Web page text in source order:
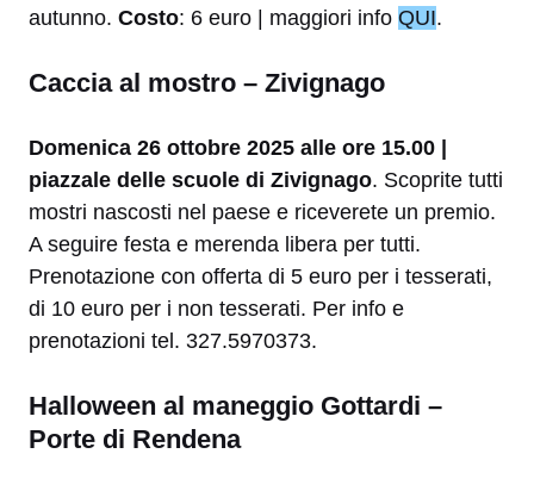
autunno. Costo: 6 euro | maggiori info QUI.
Caccia al mostro – Zivignago
Domenica 26 ottobre 2025 alle ore 15.00 |
piazzale delle scuole di Zivignago. Scoprite tutti
mostri nascosti nel paese e riceverete un premio.
A seguire festa e merenda libera per tutti.
Prenotazione con offerta di 5 euro per i tesserati,
di 10 euro per i non tesserati. Per info e
prenotazioni tel. 327.5970373.
Halloween al maneggio Gottardi –
Porte di Rendena